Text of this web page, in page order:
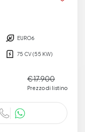
EURO6
75 CV (55 KW)
€ 17.900
Prezzo di listino